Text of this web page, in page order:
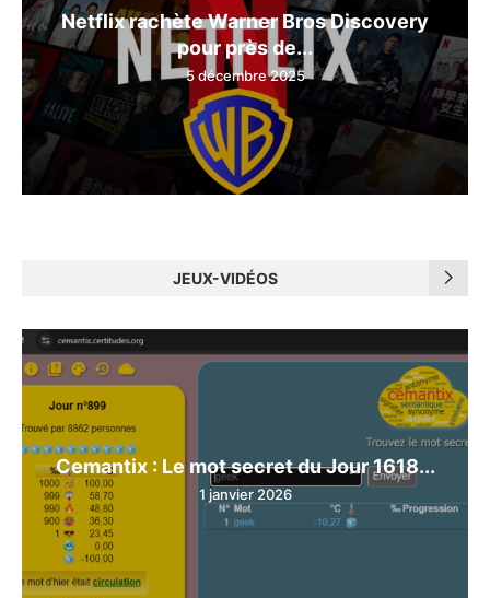
Netflix rachète Warner Bros Discovery
pour près de...
5 décembre 2025
JEUX-VIDÉOS
Cemantix : Le mot secret du Jour 1618...
1 janvier 2026